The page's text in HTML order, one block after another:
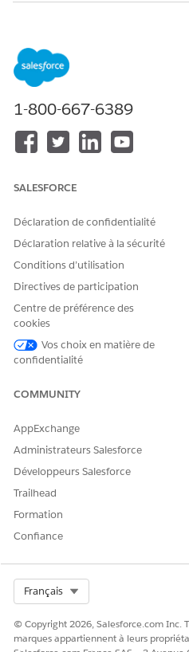
Select Allow users to relate
Dites-nous ce que nous
1-800-667-6389
SALESFORCE
Déclaration de confidentialité
Déclaration relative à la sécurité
Conditions d’utilisation
Directives de participation
Centre de préférence des
cookies
Vos choix en matière de
confidentialité
COMMUNITY
AppExchange
Administrateurs Salesforce
Développeurs Salesforce
Trailhead
Formation
Confiance
Français
© Copyright 2026, Salesforce.com Inc.
marques appartiennent à leurs